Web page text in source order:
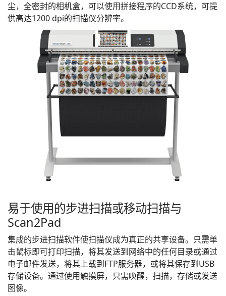
尘，全密封的相机盒，可以使用拼接程序的CCD系统，可提
供高达1200 dpi的扫描仪分辨率。
易于使用的步进扫描或移动扫描与
Scan2Pad
集成的步进扫描软件使扫描仪成为真正的共享设备。只需单
击鼠标即可打印扫描，将其发送到网络中的任何目录或通过
电子邮件发送，将其上载到FTP服务器，或将其保存到USB
存储设备。通过使用触摸屏，只需唤醒，扫描，存储或发送
图像。